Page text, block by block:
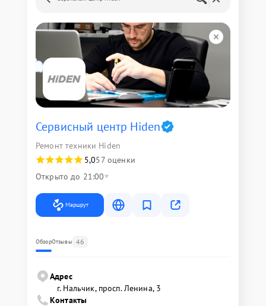
Сервисный центр Hiden
Ремонт техники Hiden
5,057 оценки
Открыто до 21:00
Маршрут
ОбзорОтзывы 46
Адрес
г. Нальчик, просп. Ленина, 3
Контакты